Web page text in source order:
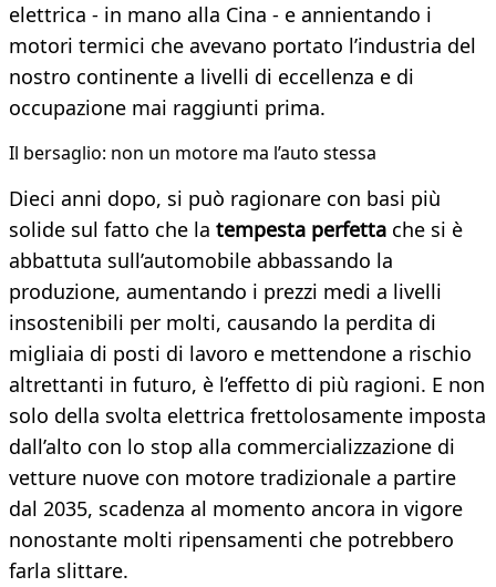
elettrica - in mano alla Cina - e annientando i
motori termici che avevano portato l’industria del
nostro continente a livelli di eccellenza e di
occupazione mai raggiunti prima.
Il bersaglio: non un motore ma l’auto stessa
Dieci anni dopo, si può ragionare con basi più
solide sul fatto che la tempesta perfetta che si è
abbattuta sull’automobile abbassando la
produzione, aumentando i prezzi medi a livelli
insostenibili per molti, causando la perdita di
migliaia di posti di lavoro e mettendone a rischio
altrettanti in futuro, è l’effetto di più ragioni. E non
solo della svolta elettrica frettolosamente imposta
dall’alto con lo stop alla commercializzazione di
vetture nuove con motore tradizionale a partire
dal 2035, scadenza al momento ancora in vigore
nonostante molti ripensamenti che potrebbero
farla slittare.